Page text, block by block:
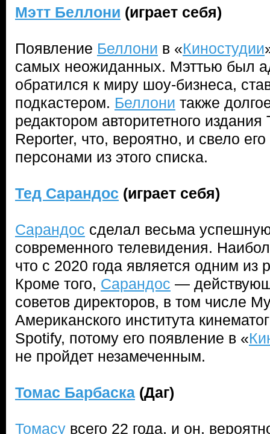
Мэтт Беллони (играет себя)
Появление Беллони в «Киностудии
самых неожиданных. Мэттью был
обратился к миру шоу-бизнеса,
подкастером. Беллони также
редактором авторитетного
Reporter, что, вероятно, и свело
персонами из этого списка.
Тед Сарандос (играет себя)
Сарандос сделал весьма
современного телевидения.
что с 2020 года является одним из
Кроме того, Сарандос —
советов директоров, в том числе
Американского института
Spotify, потому его появление в «
не пройдет незамеченным.
Томас Барбаска (Даг)
Томасу всего 22 года, и он,